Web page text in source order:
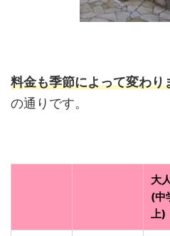
料金も季節によって変わり
の通りです。
大
(中
上)